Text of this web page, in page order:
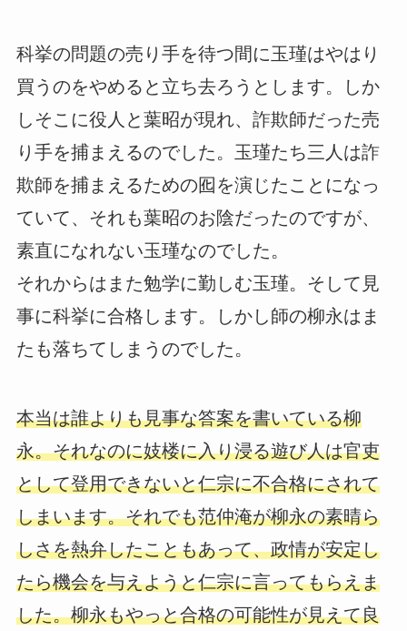
科挙の問題の売り手を待つ間に玉瑾はやはり
買うのをやめると立ち去ろうとします。しか
しそこに役人と葉昭が現れ、詐欺師だった売
り手を捕まえるのでした。玉瑾たち三人は詐
欺師を捕まえるための囮を演じたことになっ
ていて、それも葉昭のお陰だったのですが、
素直になれない玉瑾なのでした。
それからはまた勉学に勤しむ玉瑾。そして見
事に科挙に合格します。しかし師の柳永はま
たも落ちてしまうのでした。
本当は誰よりも見事な答案を書いている柳
永。それなのに妓楼に入り浸る遊び人は官吏
として登用できないと仁宗に不合格にされて
しまいます。それでも范仲淹が柳永の素晴ら
しさを熱弁したこともあって、政情が安定し
たら機会を与えようと仁宗に言ってもらえま
した。柳永もやっと合格の可能性が見えて良